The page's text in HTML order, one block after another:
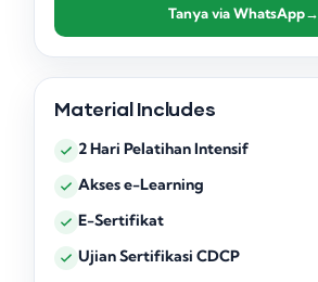
Tanya via WhatsApp→
Material Includes
2 Hari Pelatihan Intensif
Akses e-Learning
E-Sertifikat
Ujian Sertifikasi CDCP